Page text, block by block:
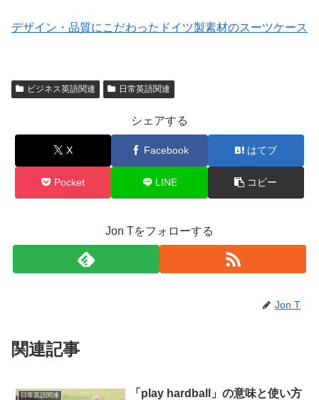
デザイン・品質にこだわったドイツ製素材のスーツケース
ビジネス英語関連 日常英語関連
シェアする
X Facebook はてブ
Pocket LINE コピー
Jon Tをフォローする
Jon T
関連記事
日常英語関連
「play hardball」の意味と使い方